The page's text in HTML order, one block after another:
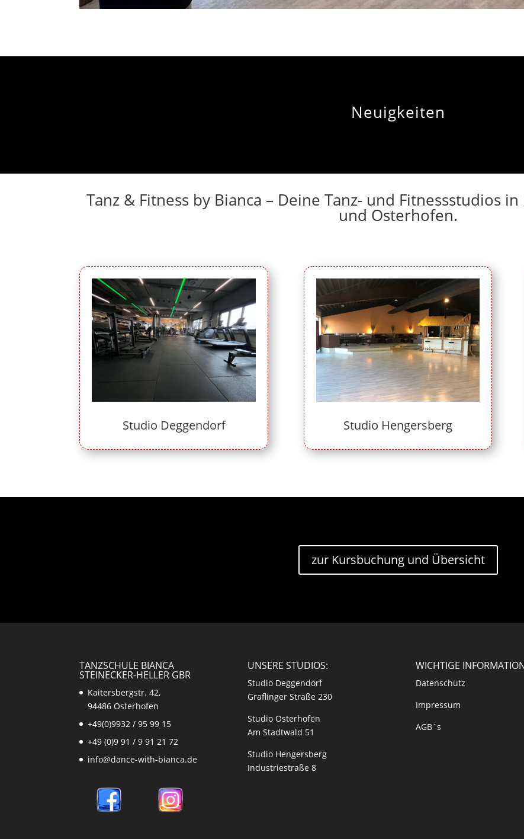
Neuigkeiten
Tanz & Fitness by Bianca – Deine Tanz- und Fitnessstudios
und Osterhofen.
Studio Deggendorf Studio Hengersberg
zur Kursbuchung und Übersicht
TANZSCHULE BIANCA
STEINECKER-HELLER GBR
Kaitersbergstr. 42,
94486 Osterhofen
+49(0)9932 / 95 99 15
+49 (0)9 91 / 9 91 21 72
info@dance-with-bianca.de
UNSERE STUDIOS:
Studio Deggendorf
Graflinger Straße 230
Studio Osterhofen
Am Stadtwald 51
Studio Hengersberg
Industriestraße 8
WICHTIGE
Datenschutz
Impressum
AGB´s